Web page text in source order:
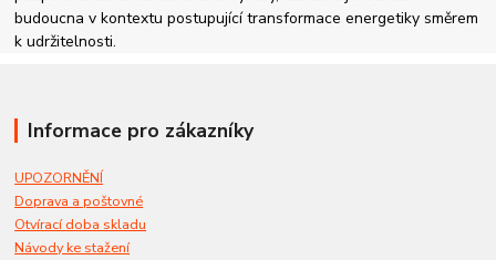
budoucna v kontextu postupující transformace energetiky směrem
k udržitelnosti.
Informace pro zákazníky
UPOZORNĚNÍ
Doprava a poštovné
Otvírací doba skladu
Návody ke stažení